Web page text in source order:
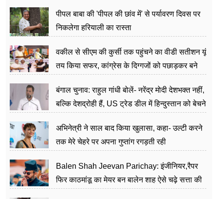
पीपल बाबा की 'पीपल की छांव में' से पर्यावरण दिवस पर
निकलेगा हरियाली का रास्ता
वकील से सीएम की कुर्सी तक पहुंचने का वीडी सतीशन यूं
तय किया सफर, कांग्रेस के दिग्गजों को पछाड़कर बने
बंगाल चुनाव: राहुल गांधी बोलें- नरेंद्र मोदी देशभक्त नहीं,
बल्कि देशद्रोही हैं, US ट्रेड डील में हिन्दुस्तान को बेचने
अभिनेत्री ने साल बाद किया खुलासा, कहा- उल्टी करने
तक मेरे चेहरे पर अपना गुप्तांग रगड़ती रही
Balen Shah Jeevan Parichay: इंजीनियर,रैपर
फिर काठमांडू का मेयर बन बालेन शाह ऐसे चढ़े सत्ता की